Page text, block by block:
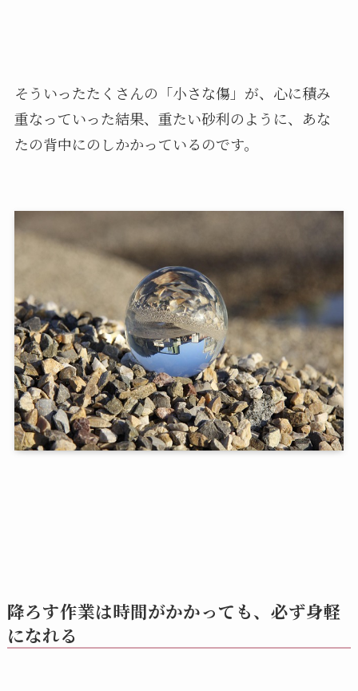
そういったたくさんの「小さな傷」が、心に積み
重なっていった結果、重たい砂利のように、あな
たの背中にのしかかっているのです。
降ろす作業は時間がかかっても、必ず身軽
になれる